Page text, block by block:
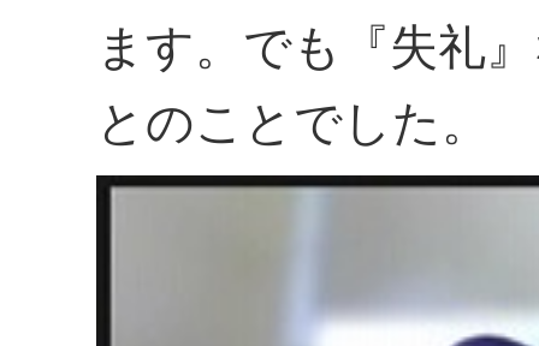
ます。でも『失礼
とのことでした。